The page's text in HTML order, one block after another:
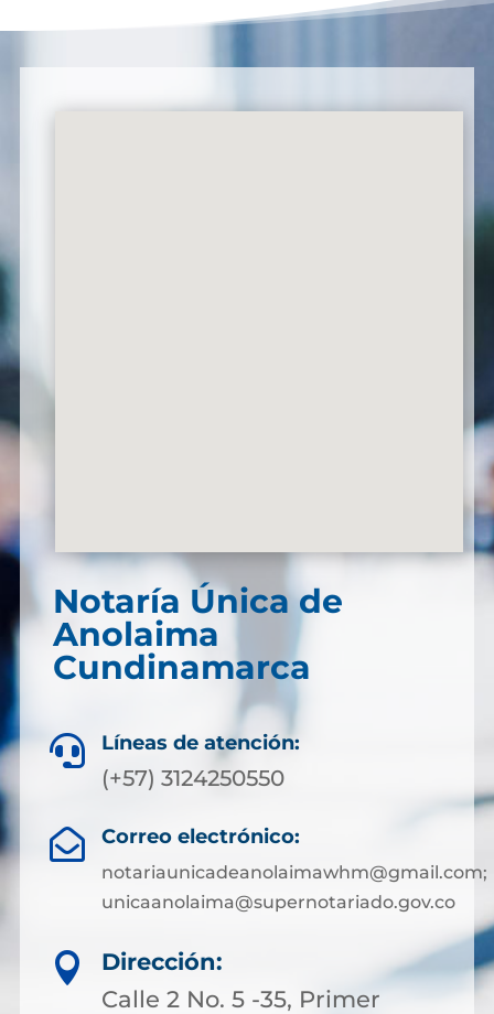
Notaría Única de
Anolaima
Cundinamarca
 Líneas de atención:
(+57) 3124250550
 Correo electrónico:
notariaunicadeanolaimawhm@gmail.com;
unicaanolaima@supernotariado.gov.co

Dirección:
Calle 2 No. 5 -35, Primer